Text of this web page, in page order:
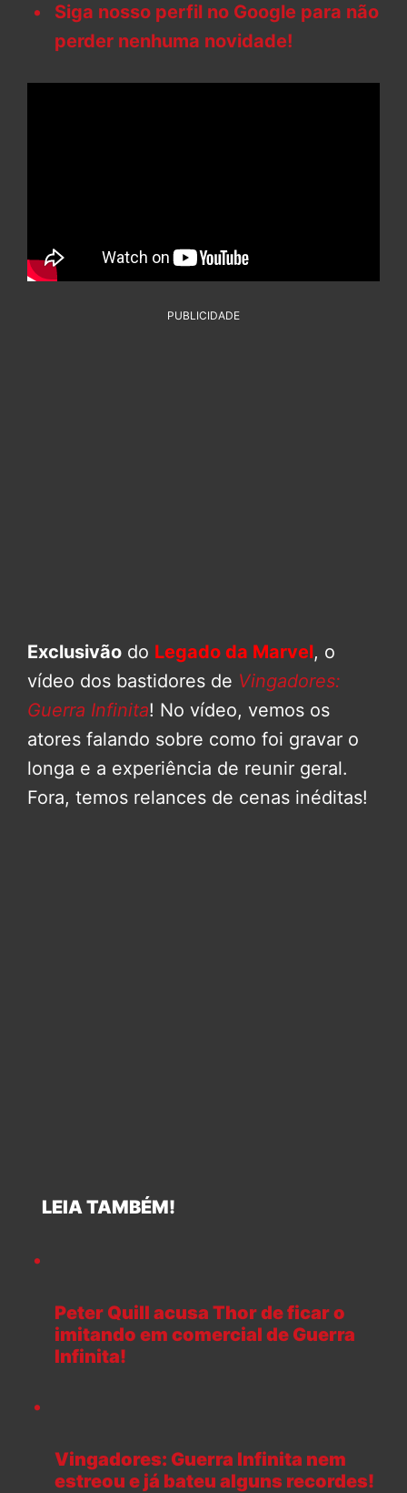
Siga nosso perfil no Google para não
perder nenhuma novidade!
PUBLICIDADE
Exclusivão do Legado da Marvel, o
vídeo dos bastidores de Vingadores:
Guerra Infinita! No vídeo, vemos os
atores falando sobre como foi gravar o
longa e a experiência de reunir geral.
Fora, temos relances de cenas inéditas!
LEIA TAMBÉM!
Peter Quill acusa Thor de ficar o
imitando em comercial de Guerra
Infinita!
Vingadores: Guerra Infinita nem
estreou e já bateu alguns recordes!